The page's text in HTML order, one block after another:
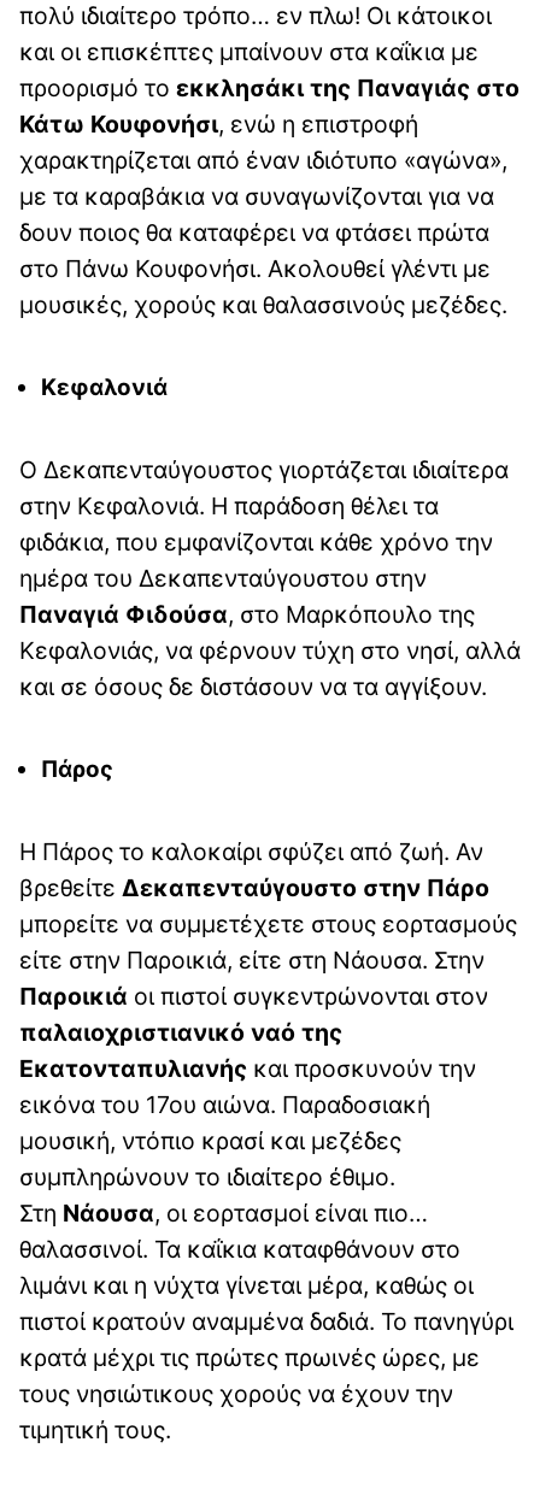
πολύ ιδιαίτερο τρόπο… εν πλω! Οι κάτοικοι
και οι επισκέπτες μπαίνουν στα καΐκια με
προορισμό το εκκλησάκι της Παναγιάς στο
Κάτω Κουφονήσι, ενώ η επιστροφή
χαρακτηρίζεται από έναν ιδιότυπο «αγώνα»,
με τα καραβάκια να συναγωνίζονται για να
δουν ποιος θα καταφέρει να φτάσει πρώτα
στο Πάνω Κουφονήσι. Ακολουθεί γλέντι με
μουσικές, χορούς και θαλασσινούς μεζέδες.
Κεφαλονιά
Ο Δεκαπενταύγουστος γιορτάζεται ιδιαίτερα
στην Κεφαλονιά. Η παράδοση θέλει τα
φιδάκια, που εμφανίζονται κάθε χρόνο την
ημέρα του Δεκαπενταύγουστου στην
Παναγιά Φιδούσα, στο Μαρκόπουλο της
Κεφαλονιάς, να φέρνουν τύχη στο νησί, αλλά
και σε όσους δε διστάσουν να τα αγγίξουν.
Πάρος
Η Πάρος το καλοκαίρι σφύζει από ζωή. Αν
βρεθείτε Δεκαπενταύγουστο στην Πάρο
μπορείτε να συμμετέχετε στους εορτασμούς
είτε στην Παροικιά, είτε στη Νάουσα. Στην
Παροικιά οι πιστοί συγκεντρώνονται στον
παλαιοχριστιανικό ναό της
Εκατονταπυλιανής και προσκυνούν την
εικόνα του 17ου αιώνα. Παραδοσιακή
μουσική, ντόπιο κρασί και μεζέδες
συμπληρώνουν το ιδιαίτερο έθιμο.
Στη Νάουσα, οι εορτασμοί είναι πιο…
θαλασσινοί. Τα καΐκια καταφθάνουν στο
λιμάνι και η νύχτα γίνεται μέρα, καθώς οι
πιστοί κρατούν αναμμένα δαδιά. Το πανηγύρι
κρατά μέχρι τις πρώτες πρωινές ώρες, με
τους νησιώτικους χορούς να έχουν την
τιμητική τους.